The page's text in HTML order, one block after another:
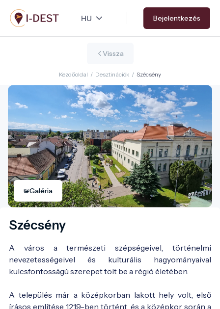
Ugrás
a
tartalomra
Bejelentkezés
Vissza
Kezdőoldal / Desztinációk / Szécsény
Galéria
Szécsény
A város a természeti szépségeivel, történelmi
nevezetességeivel és kulturális hagyományaival
kulcsfontosságú szerepet tölt be a régió életében.
A település már a középkorban lakott hely volt, első
írásos említése 1219-ben történt, és a középkor során a